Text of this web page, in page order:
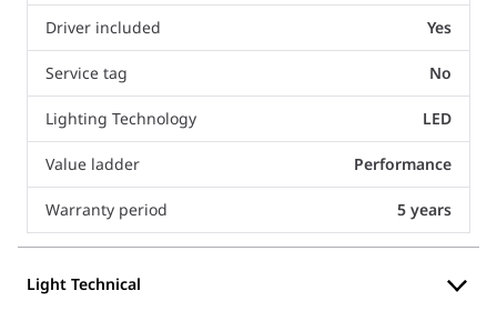
Driver included Yes
Service tag No
Lighting Technology LED
Value ladder Performance
Warranty period 5 years
Light Technical